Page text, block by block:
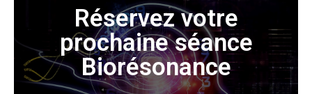
Réservez votre
prochaine séance
Biorésonance